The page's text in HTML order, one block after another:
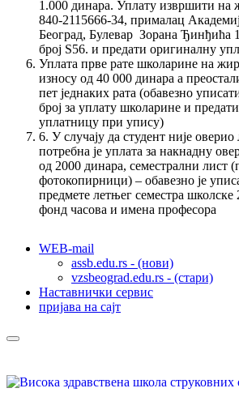
1.000 динара. Уплату извршити на
840-2115666-34, прималац
Београд, Булевар Зорана Ђинђића
број S56. и предати оригиналну
Уплата прве рате школарине на
износу од 40 000 динара а
пет једнаких рата (обавезно
број за уплату школарине и
уплатницу при упису)
6. У случају да студент није
потребна је уплата за накнадну
од 2000 динара, семестрални лист
фотокопирници) – обавезно је
предмете летњег семестра школске
фонд часова и имена професора
WEB-mail
assb.edu.rs - (нови)
vzsbeograd.edu.rs - (стари)
Наставнички сервис
пријава на сајт